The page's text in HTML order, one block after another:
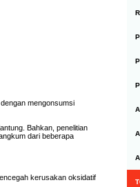
mengonsumsi
Bahkan, penelitian
dari beberapa
kerusakan oksidatif